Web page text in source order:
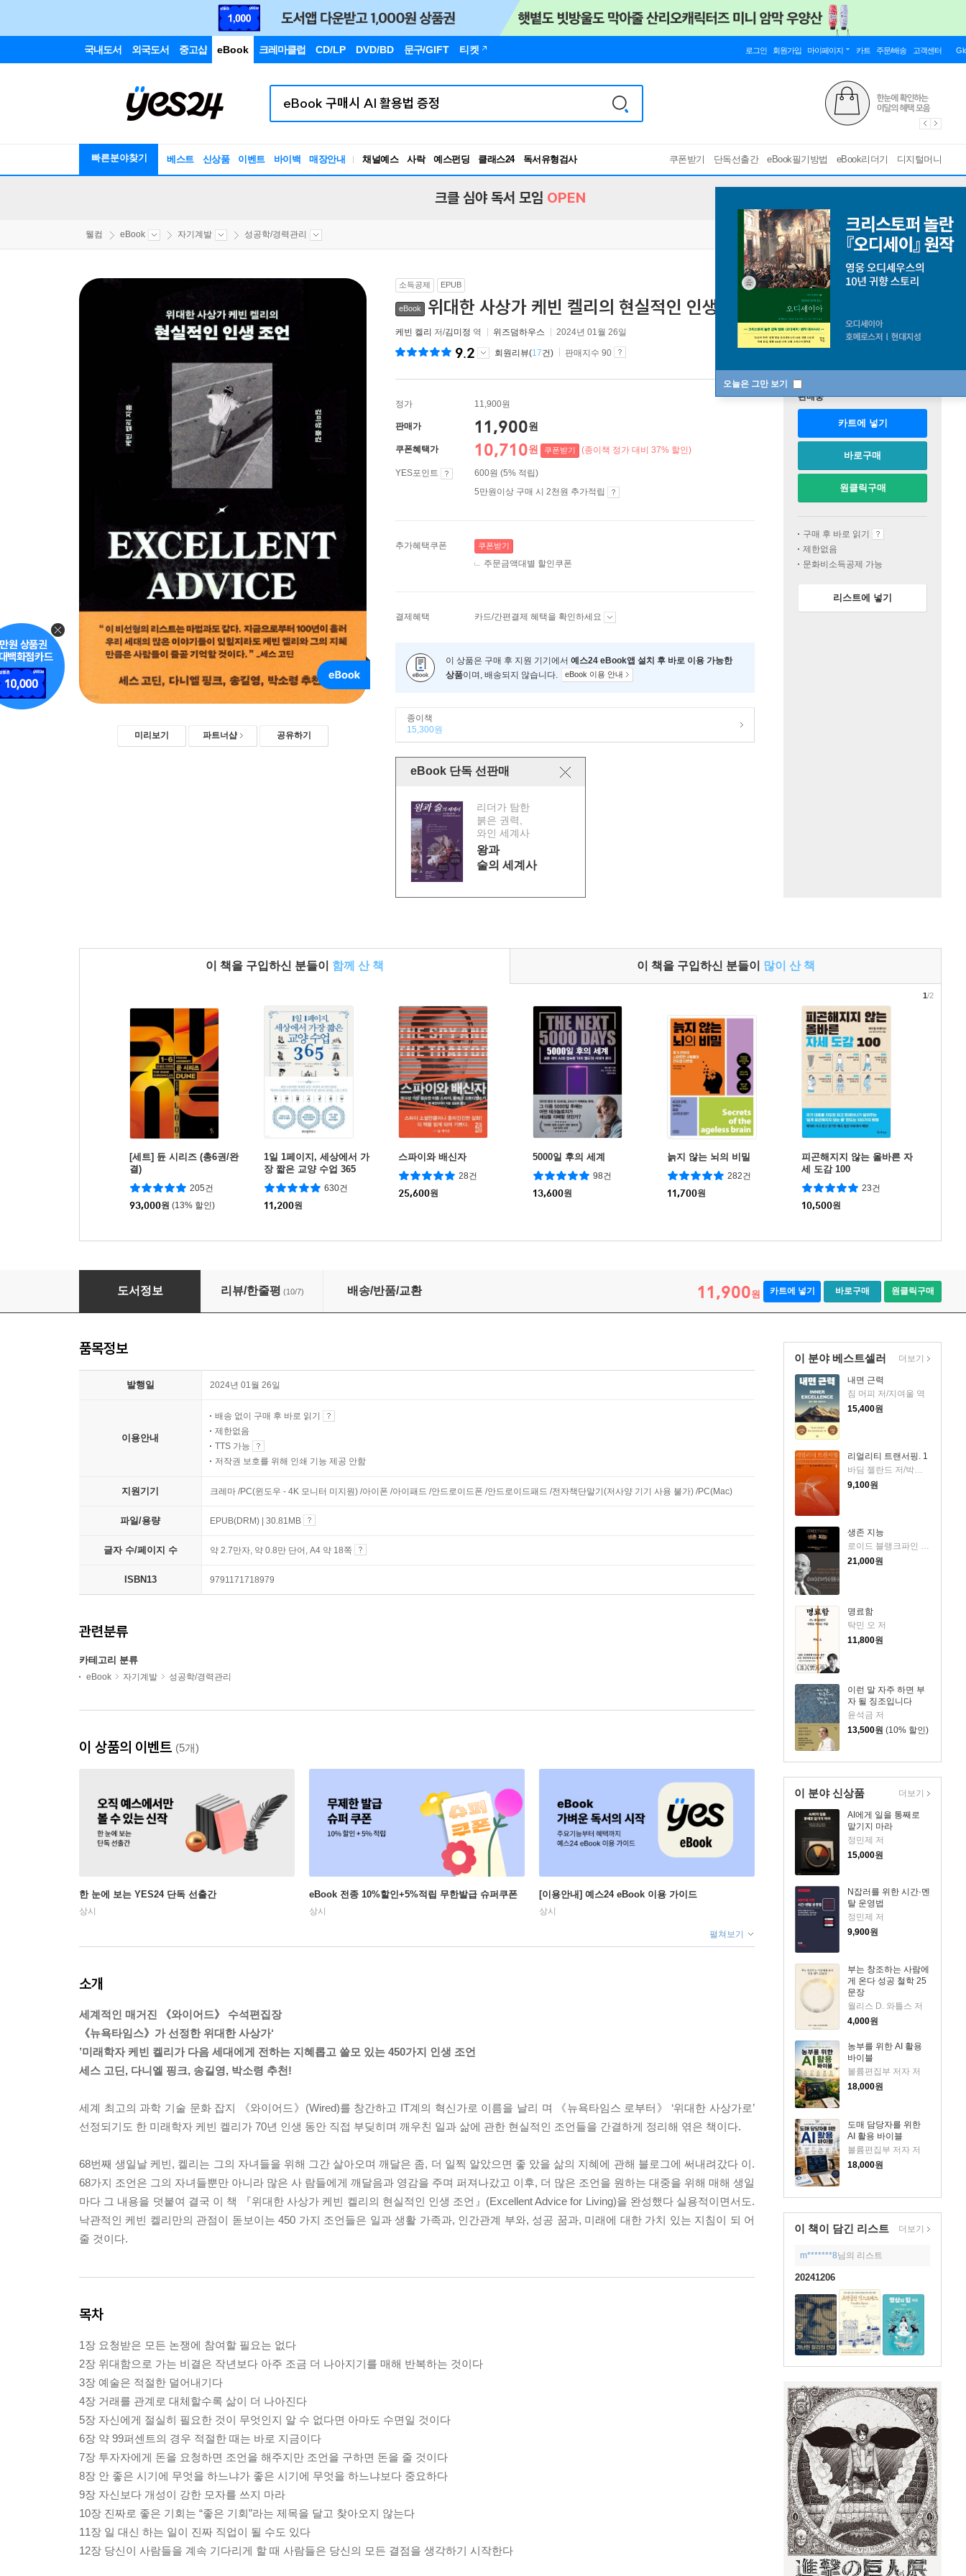
국내도서 외국도서 중고샵 eBook 크레마클럽 CD/LP DVD/BD 문구/GIFT 티켓 로그인 회원가입 마이페이지 카트 주문/배송 고객센터
빠른분야찾기 베스트 신상품 이벤트 바이백 매장안내 채널예스 사락 예스펀딩 클래스24
독서유형검사
RBTI Lab
쿠폰받기 단독선출간 eBook필기방법 eBook리더기 디지털머니
오늘은 그만 보기
크클 심야 독서 모임 OPEN
웰컴 eBook 자기계발 성공학/경력관리
미리보기 파트너샵 공유하기
소득공제 EPUB
eBook 위대한 사상가 케빈 켈리의 현실적인 인생 조언 [ EPUB ]
케빈 켈리 저/김미정 역 위즈덤하우스 2024년 01월 26일
9.2 회원리뷰(17건) 판매지수 90
정가 11,900원
판매가 11,900원
쿠폰혜택가 10,710원 쿠폰받기 (종이책 정가 대비 37% 할인)
YES포인트
600원 (5% 적립)
5만원이상 구매 시 2천원 추가적립
추가혜택쿠폰 쿠폰받기
주문금액대별 할인쿠폰
결제혜택 카드/간편결제 혜택을 확인하세요
이 상품은 구매 후 지원 기기에서 예스24 eBook앱 설치 후 바로 이용 가능한
상품이며, 배송되지 않습니다. eBook 이용 안내
종이책
15,300원
eBook 단독 선판매
리더가 탐한
붉은 권력,
와인 세계사
왕과
술의 세계사
판매중
카트에 넣기
바로구매
원클릭구매
구매 후 바로 읽기
제한없음
문화비소득공제 가능
리스트에 넣기
이 책을 구입하신 분들이 함께 산 책 이 책을 구입하신 분들이 많이 산 책
[세트] 듄 시리즈 (총6권/완
결)
205건
93,000원 (13% 할인)
1일 1페이지, 세상에서 가
장 짧은 교양 수업 365
630건
11,200원
스파이와 배신자
28건
25,600원
5000일 후의 세계
98건
13,600원
늙지 않는 뇌의 비밀
282건
11,700원
피곤해지지 않는 올바른 자
세 도감 100
23건
10,500원
1/2
위대한 사상가 케빈 켈리의 현실적인 인생 조언
도서정보 리뷰/한줄평 (10/7) 배송/반품/교환 11,900원 카트에 넣기 바로구매 원클릭구매
이 분야 베스트셀러
내면 근력
짐 머피 저/지여울 역
15,400원
리얼리티 트랜서핑. 1
바딤 젤란드 저/박인수 역
9,100원
생존 지능
로이드 블랭크파인 저/박선영 역
21,000원
명료함
탁민 오 저
11,800원
이런 말 자주 하면 부
자 될 징조입니다
윤석금 저
13,500원 (10% 할인)
더보기
이 분야 신상품
AI에게 일을 통째로
맡기지 마라
정민제 저
15,000원
N잡러를 위한 시간·멘
탈 운영법
정민제 저
9,900원
부는 창조하는 사람에
게 온다 성공 철학 25
문장
월리스 D. 와틀스 저
4,000원
농부를 위한 AI 활용
바이블
볼륨편집부 저자 저
18,000원
도매 담당자를 위한
AI 활용 바이블
볼륨편집부 저자 저
18,000원
더보기
이 책이 담긴 리스트 더보기
m*******8님의 리스트
20241206
품목정보
발행일 2024년 01월 26일
이용안내
배송 없이 구매 후 바로 읽기
제한없음
TTS 가능
저작권 보호를 위해 인쇄 기능 제공 안함
지원기기 크레마 /PC(윈도우 - 4K 모니터 미지원) /아이폰 /아이패드 /안드로이드폰 /안드로이드패드 /전자책단말기(저사양 기기 사용 불가) /PC(Mac)
파일/용량 EPUB(DRM) | 30.81MB
글자 수/페이지 수 약 2.7만자, 약 0.8만 단어, A4 약 18쪽
ISBN13 9791171718979
관련분류
카테고리 분류
eBook 자기계발 성공학/경력관리
이 상품의 이벤트 (5개)
한 눈에 보는 YES24 단독 선출간
상시
eBook 전종 10%할인+5%적립 무한발급 슈퍼쿠폰
상시
[이용안내] 예스24 eBook 이용 가이드
상시
펼쳐보기
소개
세계적인 매거진 《와이어드》 수석편집장
《뉴욕타임스》가 선정한 위대한 사상가‘
’미래학자 케빈 켈리가 다음 세대에게 전하는 지혜롭고 쓸모 있는 450가지 인생 조언
세스 고딘, 다니엘 핑크, 송길영, 박소령 추천!
세계 최고의 과학 기술 문화 잡지 《와이어드》(Wired)를 창간하고 IT계의 혁신가로 이름을 날리 며 《뉴욕타임스 로부터》 ‘위대한 사상가로’
선정되기도 한 미래학자 케빈 켈리가 70년 인생 동안 직접 부딪히며 깨우친 일과 삶에 관한 현실적인 조언들을 간결하게 정리해 엮은 책이다.
68번째 생일날 케빈, 켈리는 그의 자녀들을 위해 그간 살아오며 깨달은 좀, 더 일찍 알았으면 좋 았을 삶의 지혜에 관해 블로그에 써내려갔다 이.
68가지 조언은 그의 자녀들뿐만 아니라 많은 사 람들에게 깨달음과 영감을 주며 퍼져나갔고 이후, 더 많은 조언을 원하는 대중을 위해 매해 생일
마다 그 내용을 덧붙여 결국 이 책 『위대한 사상가 케빈 켈리의 현실적인 인생 조언』(Excellent Advice for Living)을 완성했다 실용적이면서도.
낙관적인 케빈 켈리만의 관점이 돋보이는 450 가지 조언들은 일과 생활 가족과, 인간관계 부와, 성공 꿈과, 미래에 대한 가치 있는 지침이 되 어
줄 것이다.
목차
1장 요청받은 모든 논쟁에 참여할 필요는 없다
2장 위대함으로 가는 비결은 작년보다 아주 조금 더 나아지기를 매해 반복하는 것이다
3장 예술은 적절한 덜어내기다
4장 거래를 관계로 대체할수록 삶이 더 나아진다
5장 자신에게 절실히 필요한 것이 무엇인지 알 수 없다면 아마도 수면일 것이다
6장 약 99퍼센트의 경우 적절한 때는 바로 지금이다
7장 투자자에게 돈을 요청하면 조언을 해주지만 조언을 구하면 돈을 줄 것이다
8장 안 좋은 시기에 무엇을 하느냐가 좋은 시기에 무엇을 하느냐보다 중요하다
9장 자신보다 개성이 강한 모자를 쓰지 마라
10장 진짜로 좋은 기회는 “좋은 기회”라는 제목을 달고 찾아오지 않는다
11장 일 대신 하는 일이 진짜 직업이 될 수도 있다
12장 당신이 사람들을 계속 기다리게 할 때 사람들은 당신의 모든 결점을 생각하기 시작한다